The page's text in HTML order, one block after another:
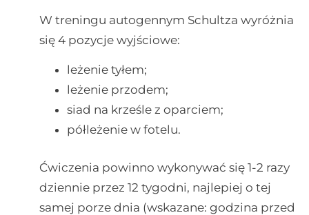
W treningu autogennym Schultza wyróżnia
się 4 pozycje wyjściowe:
leżenie tyłem;
leżenie przodem;
siad na krześle z oparciem;
półleżenie w fotelu.
Ćwiczenia powinno wykonywać się 1-2 razy
dziennie przez 12 tygodni, najlepiej o tej
samej porze dnia (wskazane: godzina przed